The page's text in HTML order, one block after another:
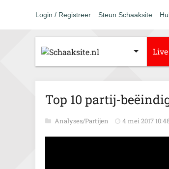
Login / Registreer Steun Schaaksite
Live
Top 10 partij-
Analyses/Partijen 4 mei 2017